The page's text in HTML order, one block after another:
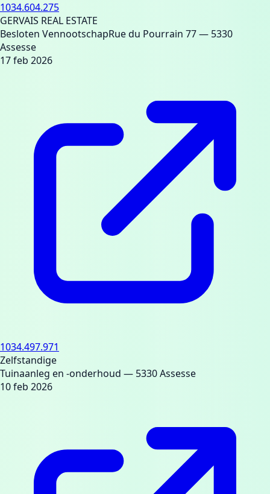
1034.604.275
GERVAIS REAL ESTATE
Besloten VennootschapRue du Pourrain 77— 5330
Assesse
17 feb 2026
1034.497.971
Zelfstandige
Tuinaanleg en -onderhoud — 5330 Assesse
10 feb 2026